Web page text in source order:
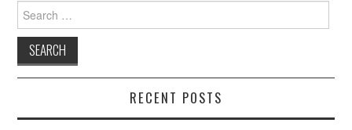
Search
for:
RECENT POSTS